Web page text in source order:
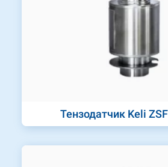
Тензодатчик Keli